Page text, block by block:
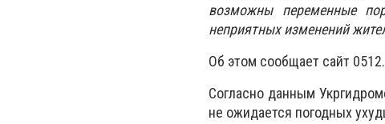
возможны переменные
неприятных изменений
Об этом сообщает сайт
Согласно данным
не ожидается погодных